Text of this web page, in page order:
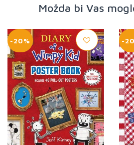
Možda bi Vas
-20% -